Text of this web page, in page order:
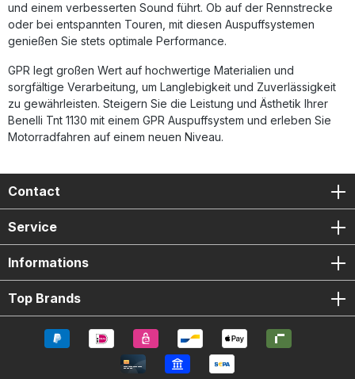
und einem verbesserten Sound führt. Ob auf der Rennstrecke
oder bei entspannten Touren, mit diesen Auspuffsystemen
genießen Sie stets optimale Performance.
GPR legt großen Wert auf hochwertige Materialien und
sorgfältige Verarbeitung, um Langlebigkeit und Zuverlässigkeit
zu gewährleisten. Steigern Sie die Leistung und Ästhetik Ihrer
Benelli Tnt 1130 mit einem GPR Auspuffsystem und erleben Sie
Motorradfahren auf einem neuen Niveau.
Contact
Service
Informations
Top Brands